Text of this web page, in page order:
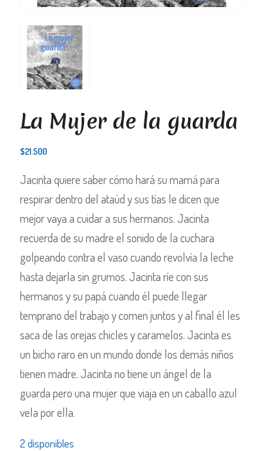
La Mujer de la guarda
$21.500
Jacinta quiere saber cómo hará su mamá para
respirar dentro del ataúd y sus tías le dicen que
mejor vaya a cuidar a sus hermanos. Jacinta
recuerda de su madre el sonido de la cuchara
golpeando contra el vaso cuando revolvía la leche
hasta dejarla sin grumos. Jacinta ríe con sus
hermanos y su papá cuando él puede llegar
temprano del trabajo y comen juntos y al final él les
saca de las orejas chicles y caramelos. Jacinta es
un bicho raro en un mundo donde los demás niños
tienen madre. Jacinta no tiene un ángel de la
guarda pero una mujer que viaja en un caballo azul
vela por ella.
2 disponibles